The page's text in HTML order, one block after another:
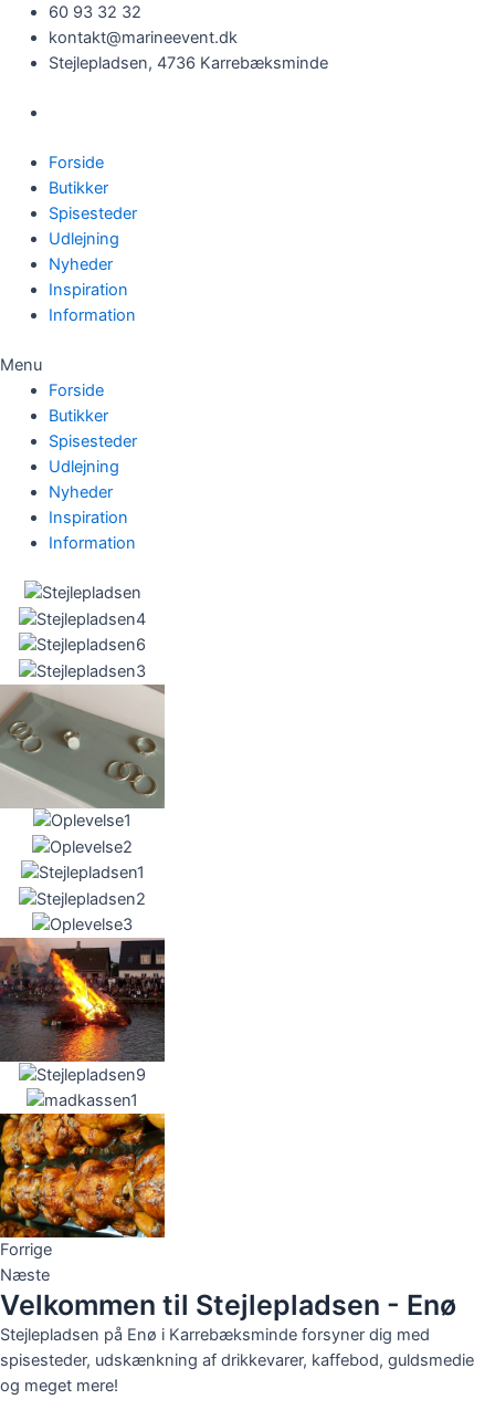
indholdet
60 93 32 32
kontakt@marineevent.dk
Stejlepladsen, 4736 Karrebæksminde
Forside
Butikker
Spisesteder
Udlejning
Nyheder
Inspiration
Information
Menu
Forside
Butikker
Spisesteder
Udlejning
Nyheder
Inspiration
Information
Forrige
Næste
Velkommen til Stejlepladsen - Enø
Stejlepladsen på Enø i Karrebæksminde forsyner dig med
spisesteder, udskænkning af drikkevarer, kaffebod, guldsmedie
og meget mere!